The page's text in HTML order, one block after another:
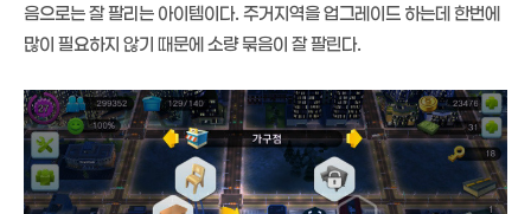
음으로는 잘 팔리는 아이템이다. 주거지역을 업그레이드 하는데 한번에
많이 필요하지 않기 때문에 소량 묶음이 잘 팔린다.